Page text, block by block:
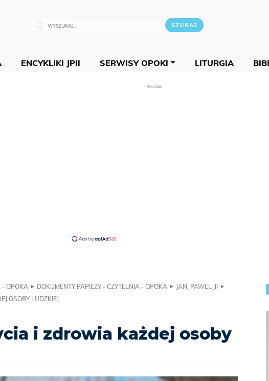
ENCYKLIKI JPII SERWISY OPOKI LITURGIA
REKLAMA
- OPOKA DOKUMENTY PAPIEŻY - CZYTELNIA - OPOKA
JAN_PAWEL_II
OSOBY LUDZKIEJ
i zdrowia każdej osoby